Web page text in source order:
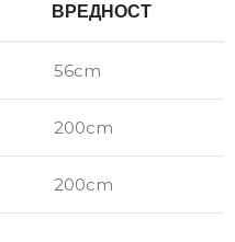
ВРЕДНОСТ
56cm
200cm
200cm